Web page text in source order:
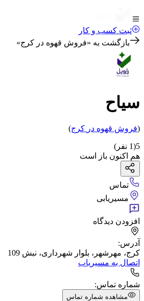
ثبت کسب و کار
بازگشت به «فروش قهوه در کرج»
سیاح
(فروش قهوه در کرج)
5
(
1 نفر)
هم اکنون باز است
تماس
مسیریابی
افزودن دیدگاه
آدرس:
کرج، مهرشهر، بلوار شهرداری، نبش 109
اتصال به مسیریاب
شماره تماس:
مشاهده شماره تماس